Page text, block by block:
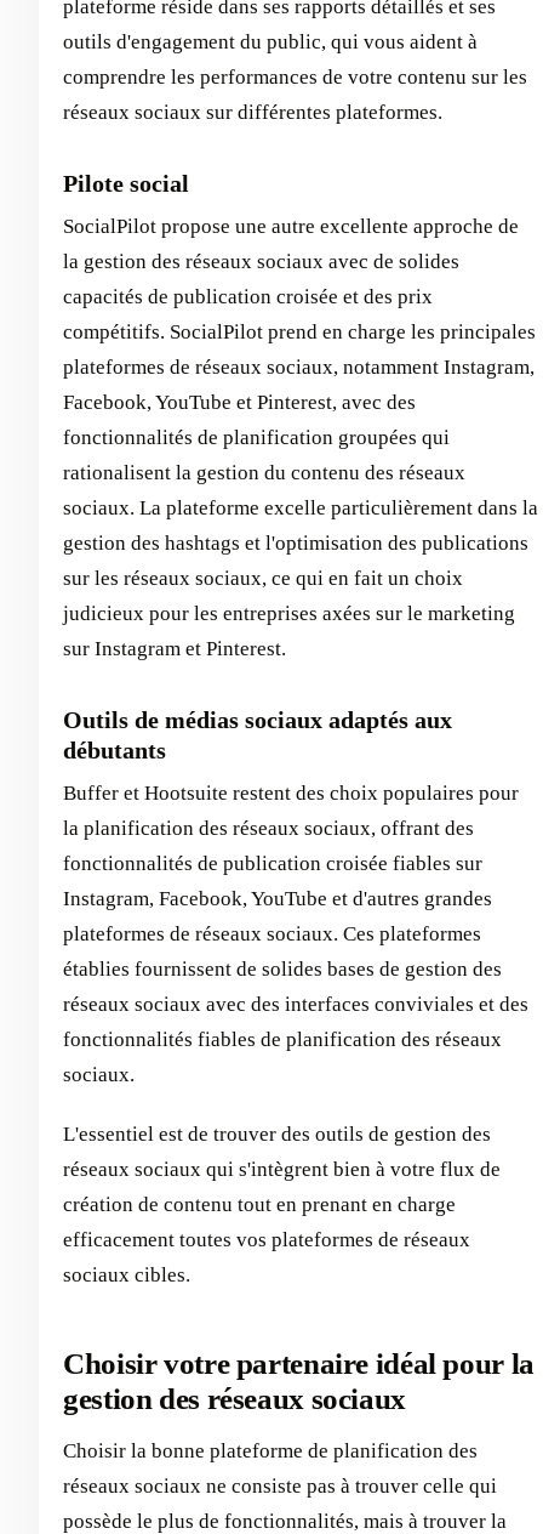
plateforme réside dans ses rapports détaillés et ses
outils d'engagement du public, qui vous aident à
comprendre les performances de votre contenu sur les
réseaux sociaux sur différentes plateformes.
Pilote social
SocialPilot propose une autre excellente approche de
la gestion des réseaux sociaux avec de solides
capacités de publication croisée et des prix
compétitifs. SocialPilot prend en charge les principales
plateformes de réseaux sociaux, notamment Instagram,
Facebook, YouTube et Pinterest, avec des
fonctionnalités de planification groupées qui
rationalisent la gestion du contenu des réseaux
sociaux. La plateforme excelle particulièrement dans la
gestion des hashtags et l'optimisation des publications
sur les réseaux sociaux, ce qui en fait un choix
judicieux pour les entreprises axées sur le marketing
sur Instagram et Pinterest.
Outils de médias sociaux adaptés aux
débutants
Buffer et Hootsuite restent des choix populaires pour
la planification des réseaux sociaux, offrant des
fonctionnalités de publication croisée fiables sur
Instagram, Facebook, YouTube et d'autres grandes
plateformes de réseaux sociaux. Ces plateformes
établies fournissent de solides bases de gestion des
réseaux sociaux avec des interfaces conviviales et des
fonctionnalités fiables de planification des réseaux
sociaux.
L'essentiel est de trouver des outils de gestion des
réseaux sociaux qui s'intègrent bien à votre flux de
création de contenu tout en prenant en charge
efficacement toutes vos plateformes de réseaux
sociaux cibles.
Choisir votre partenaire idéal pour la
gestion des réseaux sociaux
Choisir la bonne plateforme de planification des
réseaux sociaux ne consiste pas à trouver celle qui
possède le plus de fonctionnalités, mais à trouver la